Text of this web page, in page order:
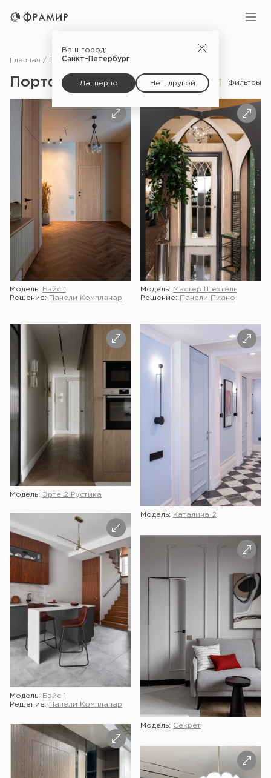
Ваш город:
Санкт-Петербург
Да, верно Нет, другой
Главная Портфолио
Портфолио Фильтры
Модель:
Бэйс 1
Решение:
Панели Компланар
Модель:
Мастер Шехтель
Решение:
Панели Пиано
Модель: Эрте 2 Рустика
Модель: Каталина 2
Модель:
Бэйс 1
Решение:
Панели Компланар
Модель: Секрет